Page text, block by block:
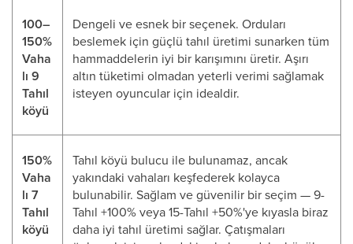
100–
150%
Vaha
lı 9
Tahıl
köyü
Dengeli ve esnek bir seçenek. Orduları
beslemek için güçlü tahıl üretimi sunarken tüm
hammaddelerin iyi bir karışımını üretir. Aşırı
altın tüketimi olmadan yeterli verimi sağlamak
isteyen oyuncular için idealdir.
150%
Vaha
lı 7
Tahıl
köyü
Tahıl köyü bulucu ile bulunamaz, ancak
yakındaki vahaları keşfederek kolayca
bulunabilir. Sağlam ve güvenilir bir seçim — 9-
Tahıl +100% veya 15-Tahıl +50%'ye kıyasla biraz
daha iyi tahıl üretimi sağlar. Çatışmaları